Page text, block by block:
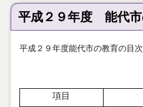
平成２９年度 能代
平成２９年度能代市の教育の目
項目